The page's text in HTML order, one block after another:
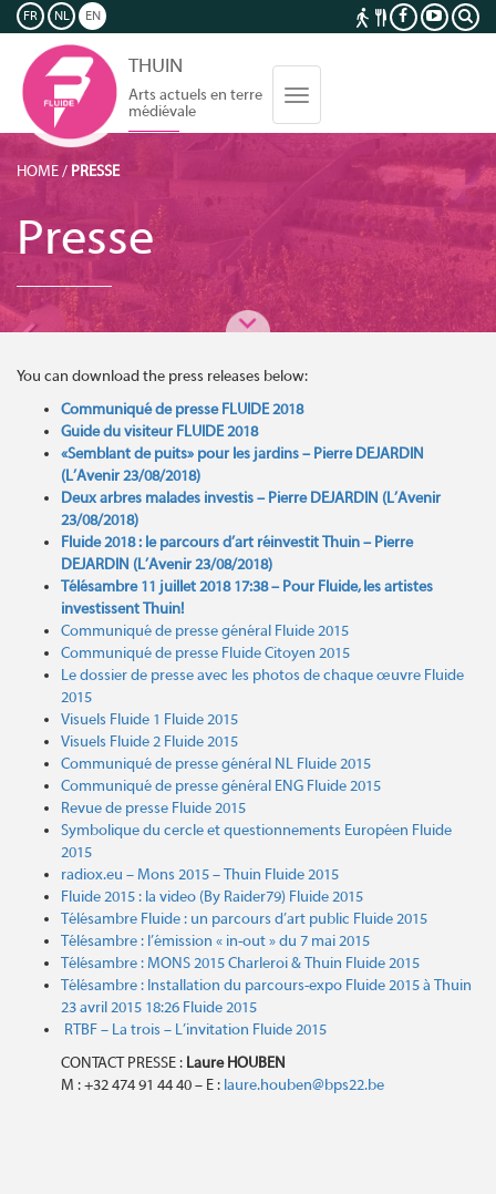
FR NL EN
Toggle
navigation
THUIN
Arts actuels en terre
médiévale
HOME/ PRESSE
Presse
You can download the press releases below:
Communiqué de presse FLUIDE 2018
Guide du visiteur FLUIDE 2018
«Semblant de puits» pour les jardins – Pierre DEJARDIN
(L’Avenir 23/08/2018)
Deux arbres malades investis – Pierre DEJARDIN (L’Avenir
23/08/2018)
Fluide 2018 : le parcours d’art réinvestit Thuin – Pierre
DEJARDIN (L’Avenir 23/08/2018)
Télésambre 11 juillet 2018 17:38 – Pour Fluide, les artistes
investissent Thuin!
Communiqué de presse général Fluide 2015
Communiqué de presse Fluide Citoyen 2015
Le dossier de presse avec les photos de chaque œuvre Fluide
2015
Visuels Fluide 1 Fluide 2015
Visuels Fluide 2 Fluide 2015
Communiqué de presse général NL Fluide 2015
Communiqué de presse général ENG Fluide 2015
Revue de presse Fluide 2015
Symbolique du cercle et questionnements Européen Fluide
2015
radiox.eu – Mons 2015 – Thuin Fluide 2015
Fluide 2015 : la video (By Raider79) Fluide 2015
Télésambre Fluide : un parcours d’art public Fluide 2015
Télésambre : l’émission « in-out » du 7 mai 2015
Télésambre : MONS 2015 Charleroi & Thuin Fluide 2015
Télésambre : Installation du parcours-expo Fluide 2015 à Thuin
23 avril 2015 18:26 Fluide 2015
RTBF – La trois – L’invitation Fluide 2015
CONTACT PRESSE : Laure HOUBEN
M : +32 474 91 44 40 – E : laure.houben@bps22.be